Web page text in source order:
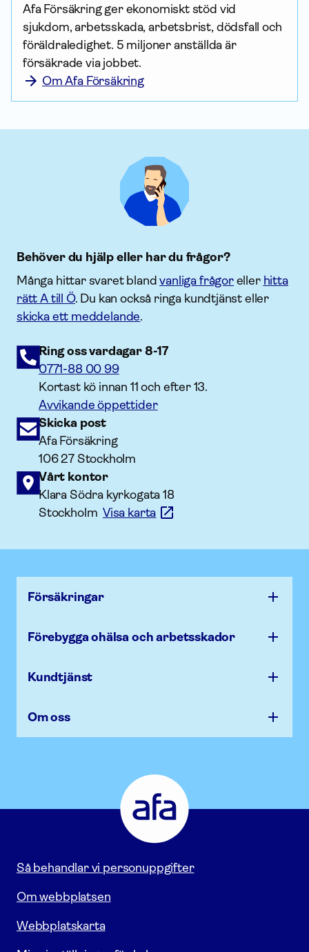
Afa För­säkring ger ekonomiskt stöd vid
sjukdom, arbetsskada, arbetsbrist, dödsfall och
föräldraledighet. 5 miljoner anställda är
försäkrade via jobbet.
Om Afa Försäkring
Behöver du hjälp eller har du frågor?
Många hittar svaret blandvanliga frågoreller hitta
rätt A till Ö. Du kan också ringa kundtjänst eller
skicka ett meddelande.
Ring oss vardagar 8-17
0771-88 00 99
Kortast kö innan 11 och efter 13.
Avvikande öppettider
Skicka post
Afa Försäkring
106 27 Stockholm
Vårt kontor
Klara Södra kyrkogata 18
StockholmVisa karta
Försäk­ringar
Förebygga ohälsa och arbets­skador
Kundtjänst
Om oss
Försäkring
Gå
till
startsidan
Så behandlar vi personuppgifter
Om webbplatsen
Webbplatskarta